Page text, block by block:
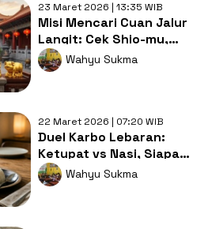
23 Maret 2026 | 13:35 WIB
Misi Mencari Cuan Jalur
Langit: Cek Shio-mu,
Siapa Tahu Takdirmu Jadi
Miliarder Setelah Opor
Wahyu Sukma
22 Maret 2026 | 07:20 WIB
Duel Karbo Lebaran:
Ketupat vs Nasi, Siapa
yang Paling Bikin Gula
Darah Meroket?
Wahyu Sukma